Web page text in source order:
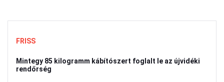
FRISS
Mintegy 85 kilogramm kábítószert foglalt le az újvidéki
rendőrség